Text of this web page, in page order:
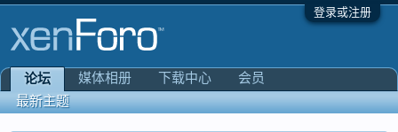
登录或注册
论坛
最新主题
媒体相册 下载中心 会员